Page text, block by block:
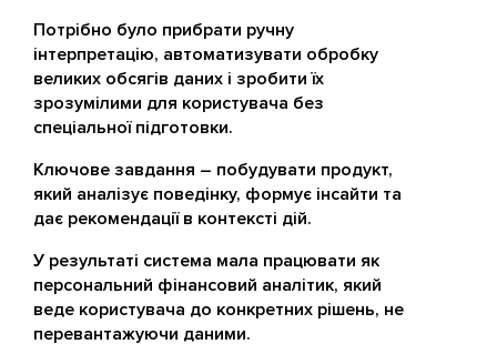
Потрібно було прибрати ручну
інтерпретацію, автоматизувати обробку
великих обсягів даних і зробити їх
зрозумілими для користувача без
спеціальної підготовки.
Ключове завдання – побудувати продукт,
який аналізує поведінку, формує інсайти та
дає рекомендації в контексті дій.
У результаті система мала працювати як
персональний фінансовий аналітик, який
веде користувача до конкретних рішень, не
перевантажуючи даними.